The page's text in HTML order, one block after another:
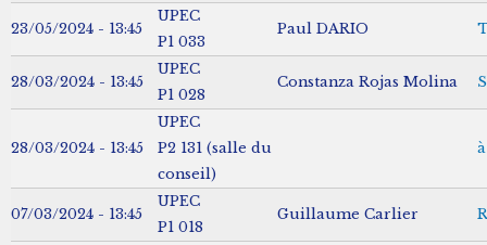
23/05/2024 - 13:45
UPEC
P1 033
Paul DARIO
28/03/2024 - 13:45
UPEC
P1 028
Constanza Rojas Molina
28/03/2024 - 13:45
UPEC
P2 131 (salle du
conseil)
07/03/2024 - 13:45
UPEC
P1 018
Guillaume Carlier